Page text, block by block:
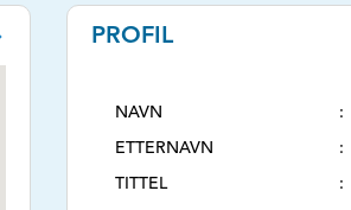
PROFIL
NAVN
ETTERNAVN
TITTEL